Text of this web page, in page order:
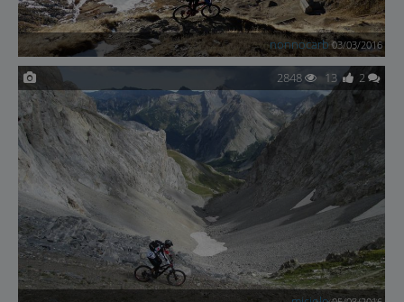
nonnocarb 03/03/2016
2848 13 2